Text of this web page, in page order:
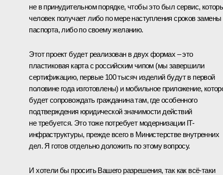
не в принудительном порядке, чтобы это был сервис,
человек получает либо по мере наступления сроков замены
паспорта, либо по своему желанию.
Этот проект будет реализован в двух формах – это
пластиковая карта с российским чипом (мы завершили
сертификацию, первые 100 тысяч изделий будут в первой
половине года изготовлены) и мобильное приложение,
будет сопровождать гражданина там, где особенного
подтверждения юридической значимости действий
не требуется. Это тоже потребует модернизации IT-
инфраструктуры, прежде всего в Министерстве внутренних
дел. Я готов отдельно доложить по этому вопросу.
И хотели бы просить Вашего разрешения, так как всё-таки